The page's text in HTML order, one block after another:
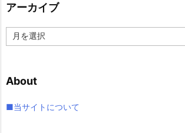
ー
アーカイブ
ー
ブ
About
■当サイトについて